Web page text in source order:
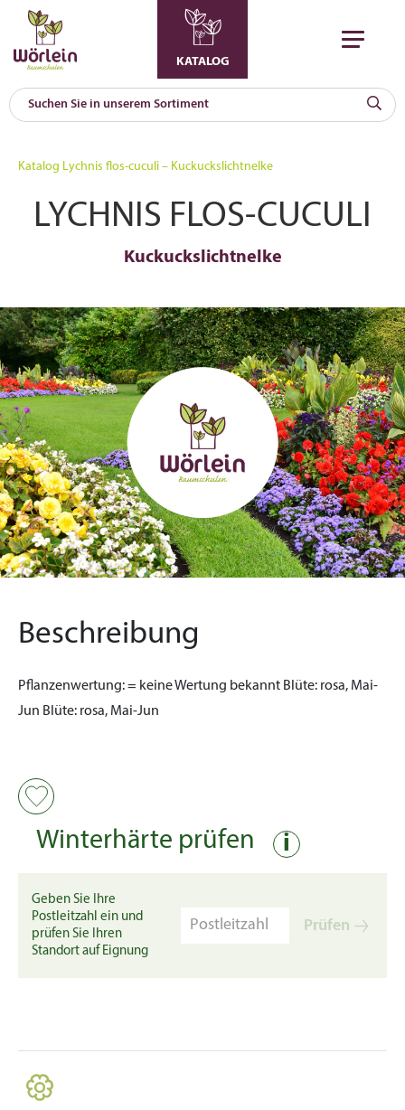
KATALOG
Katalog Lychnis flos-cuculi – Kuckuckslichtnelke
LYCHNIS FLOS-CUCULI
Kuckuckslichtnelke
Beschreibung
Pflanzenwertung:= keine Wertung bekannt Blüte: rosa, Mai-
Jun Blüte: rosa, Mai-Jun
Winterhärte prüfen i
Geben Sie Ihre
Postleitzahl ein und
prüfen Sie Ihren
Standort auf Eignung
Prüfen